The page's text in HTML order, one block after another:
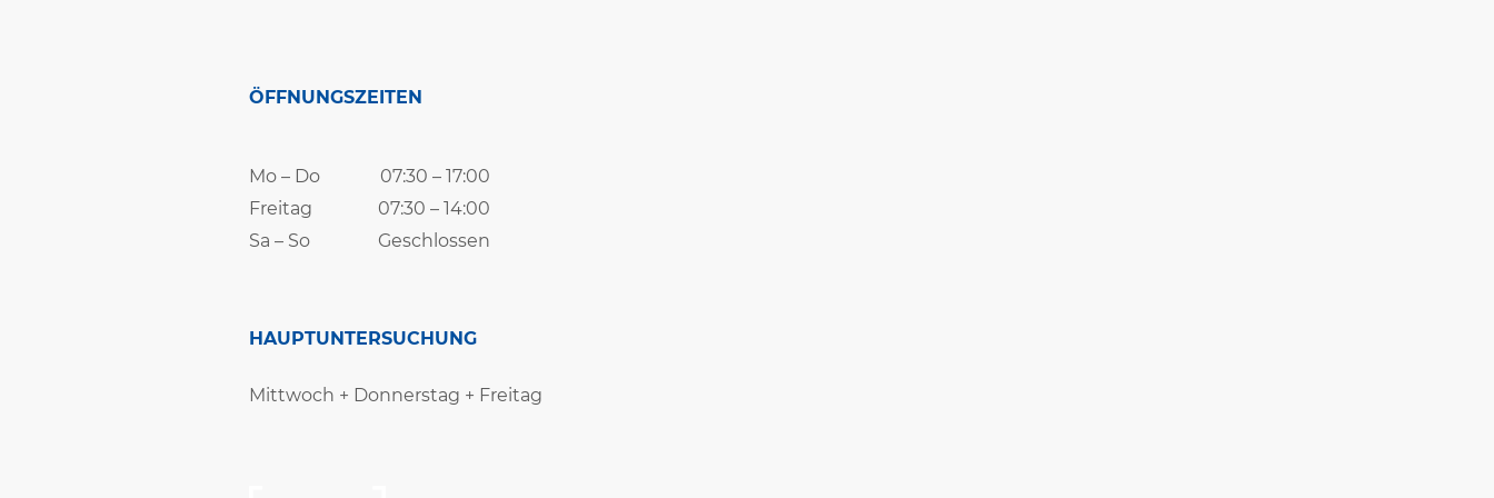
ÖFFNUNGSZEITEN
Mo – Do 07:30 – 17:00
Freitag
07:30 – 14:00
Sa – So Geschlossen
HAUPTUNTERSUCHUNG
Mittwoch + Donnerstag + Freitag